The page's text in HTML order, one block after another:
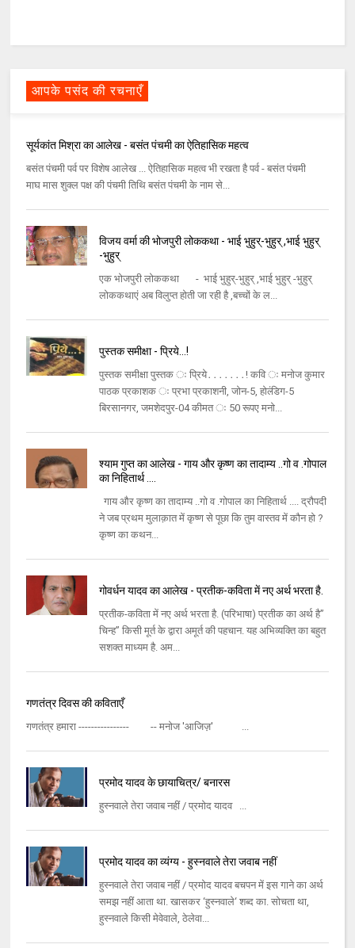
आपके पसंद की रचनाएँ
सूर्यकांत मिश्रा का आलेख - बसंत पंचमी का ऐतिहासिक महत्व
बसंत पंचमी पर्व पर विशेष आलेख ... ऐतिहासिक महत्व भी रखता है पर्व - बसंत पंचमी
माघ मास शुक्ल पक्ष की पंचमी तिथि बसंत पंचमी के नाम से...
विजय वर्मा की भोजपुरी लोककथा - भाई भुहुर्-भुहुर् ,भाई भुहुर्
-भुहुर्
एक भोजपुरी लोककथा - भाई भुहुर्-भुहुर् ,भाई भुहुर् -भुहुर्
लोककथाएं अब विलुप्त होती जा रही है ,बच्चों के ल...
पुस्तक समीक्षा - प्रिये...!
पुस्‍तक समीक्षा पुस्‍तक ः प्रिये․․․․․․․! कवि ः मनोज कुमार
पाठक प्रकाशक ः प्रभा प्रकाशनी, जोन-5, होल्‍ंडिग-5
बिरसानगर, जमशेदपुर-04 कीमत ः 50 रूपए मनो...
श्याम गुप्त का आलेख - गाय और कृष्ण का तादाम्य ..गो व .गोपाल
का निहितार्थ ....
गाय और कृष्ण का तादाम्य ..गो व .गोपाल का निहितार्थ .... द्रौपदी
ने जब प्रथम मुलाक़ात में कृष्ण से पूछा कि तुम वास्तव में कौन हो ?
कृष्ण का कथन...
गोवर्धन यादव का आलेख - प्रतीक-कविता में नए अर्थ भरता है.
प्रतीक-कविता में नए अर्थ भरता है. (परिभाषा) प्रतीक का अर्थ है”
चिन्ह” किसी मूर्त के द्वारा अमूर्त की पहचान. यह अभिव्यक्ति का बहुत
सशक्त माध्यम है. अम...
गणतंत्र दिवस की कविताएँ
गणतंत्र हमारा ---------------- -- मनोज 'आजिज़' ...
प्रमोद यादव के छायाचित्र/ बनारस
हुस्नवाले तेरा जवाब नहीं / प्रमोद यादव ...
प्रमोद यादव का व्यंग्य - हुस्नवाले तेरा जवाब नहीं
हुस्नवाले तेरा जवाब नहीं / प्रमोद यादव बचपन में इस गाने का अर्थ
समझ नहीं आता था. खासकर ‘हुस्नवाले‘ शब्द का. सोचता था,
हुस्नवाले किसी मेवेवाले, ठेलेवा...